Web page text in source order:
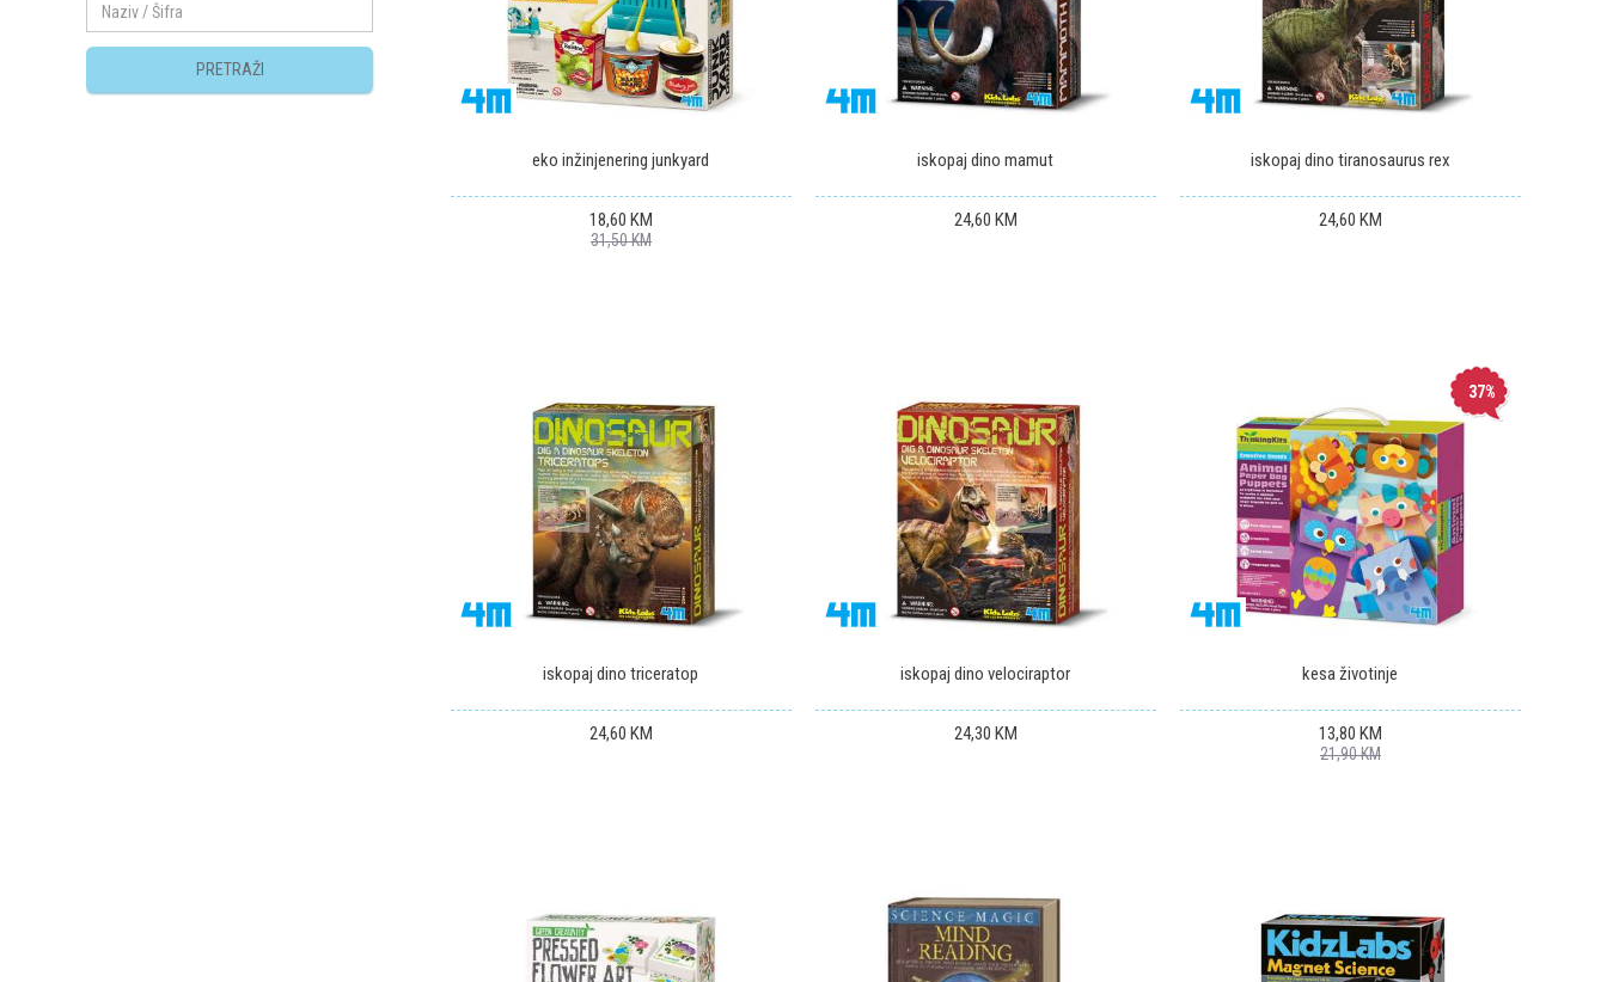
PRETRAŽI
eko inžinjenering junkyard
18,60 KM
31,50KM
iskopaj dino mamut
24,60 KM
iskopaj dino tiranosaurus rex
24,60 KM
iskopaj dino triceratop
24,60 KM
iskopaj dino velociraptor
24,30 KM
37%
kesa životinje
13,80 KM
21,90KM